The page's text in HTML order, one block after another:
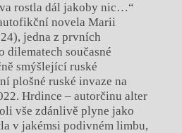
rostla dál jakoby nic…“
novela Marii
jedna z prvních
současné
smýšlející ruské
plošné ruské invaze na
Hrdince – autorčinu alter
vše zdánlivě plyne jako
v jakémsi podivném limbu,